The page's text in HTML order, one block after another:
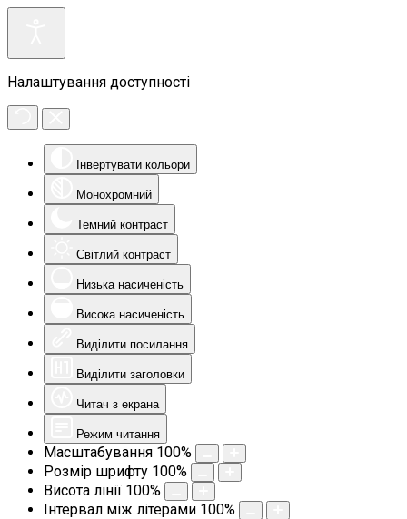
Налаштування доступності
Інвертувати кольори
Монохромний
Темний контраст
Світлий контраст
Низька насиченість
Висока насиченість
Виділити посилання
Виділити заголовки
Читач з екрана
Режим читання
Масштабування 100%
Розмір шрифту 100%
Висота лінії 100%
Інтервал між літерами 100%